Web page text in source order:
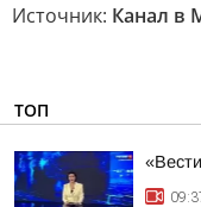
Источник: Канал в
ТОП